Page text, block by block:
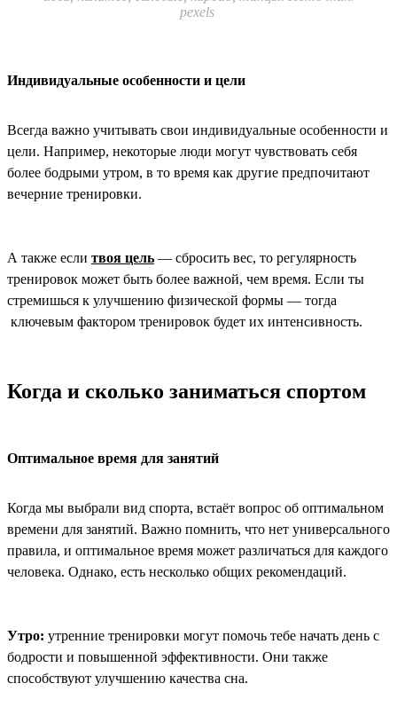
pexels
Индивидуальные особенности и цели
Всегда важно учитывать свои индивидуальные особенности и
цели. Например, некоторые люди могут чувствовать себя
более бодрыми утром, в то время как другие предпочитают
вечерние тренировки.
А также если твоя цель — сбросить вес, то регулярность
тренировок может быть более важной, чем время. Если ты
стремишься к улучшению физической формы — тогда
ключевым фактором тренировок будет их интенсивность.
Когда и сколько заниматься спортом
Оптимальное время для занятий
Когда мы выбрали вид спорта, встаёт вопрос об оптимальном
времени для занятий. Важно помнить, что нет универсального
правила, и оптимальное время может различаться для каждого
человека. Однако, есть несколько общих рекомендаций.
Утро: утренние тренировки могут помочь тебе начать день с
бодрости и повышенной эффективности. Они также
способствуют улучшению качества сна.